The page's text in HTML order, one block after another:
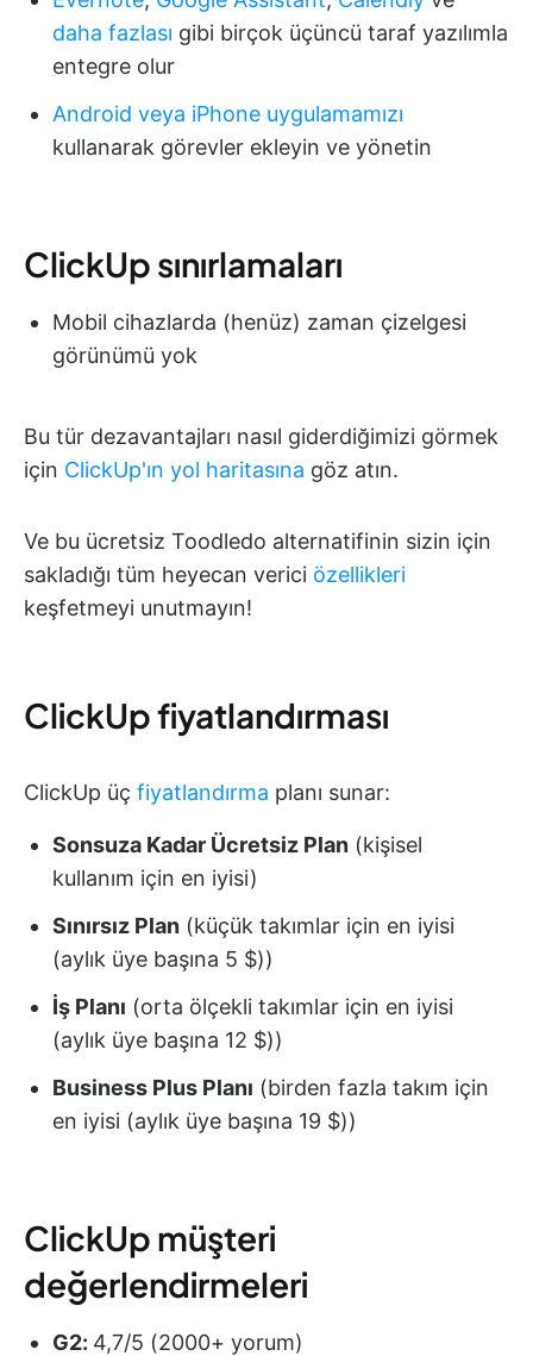
daha fazlası gibi birçok üçüncü taraf yazılımla
entegre olur
Android veya iPhone uygulamamızı
kullanarak görevler ekleyin ve yönetin
ClickUp sınırlamaları
Mobil cihazlarda (henüz) zaman çizelgesi
görünümü yok
Bu tür dezavantajları nasıl giderdiğimizi görmek
için ClickUp'ın yol haritasına göz atın.
Ve bu ücretsiz Toodledo alternatifinin sizin için
sakladığı tüm heyecan verici özellikleri
keşfetmeyi unutmayın!
ClickUp fiyatlandırması
ClickUp üç fiyatlandırma planı sunar:
Sonsuza Kadar Ücretsiz Plan (kişisel
kullanım için en iyisi)
Sınırsız Plan (küçük takımlar için en iyisi
(aylık üye başına 5 $))
İş Planı (orta ölçekli takımlar için en iyisi
(aylık üye başına 12 $))
Business Plus Planı (birden fazla takım için
en iyisi (aylık üye başına 19 $))
ClickUp müşteri
değerlendirmeleri
G2: 4,7/5 (2000+ yorum)